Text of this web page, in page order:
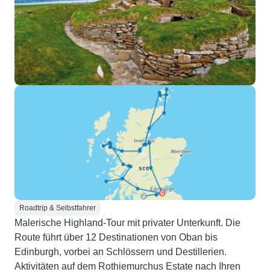
Roadtrip & Selbstfahrer
Malerische Highland-Tour mit privater Unterkunft. Die
Route führt über 12 Destinationen von Oban bis
Edinburgh, vorbei an Schlössern und Destillerien.
Aktivitäten auf dem Rothiemurchus Estate nach Ihren